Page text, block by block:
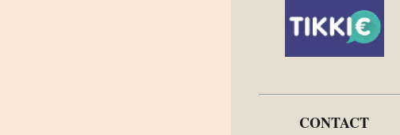
CONTACT